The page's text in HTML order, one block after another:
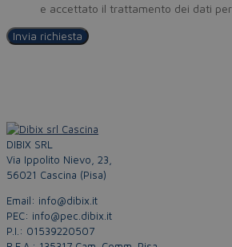
e accettato il trattamento dei dati
DIBIX SRL
Via Ippolito Nievo, 23,
56021 Cascina (Pisa)
Email: info@dibix.it
PEC: info@pec.dibix.it
P.I.: 01539220507